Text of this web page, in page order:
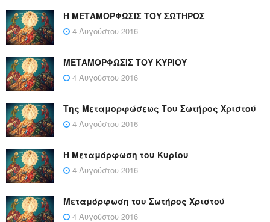
Η ΜΕΤΑΜΟΡΦΩΣΙΣ ΤΟΥ ΣΩΤΗΡΟΣ
4 Αυγούστου 2016
ΜΕΤΑΜΟΡΦΩΣΙΣ ΤΟΥ ΚΥΡΙΟΥ
4 Αυγούστου 2016
Της Μεταμορφώσεως Του Σωτήρος Χριστού
4 Αυγούστου 2016
Η Μεταμόρφωση του Κυρίου
4 Αυγούστου 2016
Μεταμόρφωση του Σωτήρος Χριστού
4 Αυγούστου 2016